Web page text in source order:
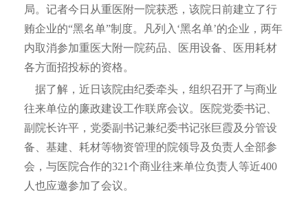
局。记者今日从重医附一院获悉，该院日前建立了行
贿企业的“黑名单”制度。凡列入‘黑名单’的企业，两年
内取消参加重医大附一院药品、医用设备、医用耗材
各方面招投标的资格。
据了解，近日该院由纪委牵头，组织召开了与商业
往来单位的廉政建设工作联席会议。医院党委书记、
副院长许平，党委副书记兼纪委书记张巨霞及分管设
备、基建、耗材等物资管理的院领导及负责人全部参
会，与医院合作的321个商业往来单位负责人等近400
人也应邀参加了会议。